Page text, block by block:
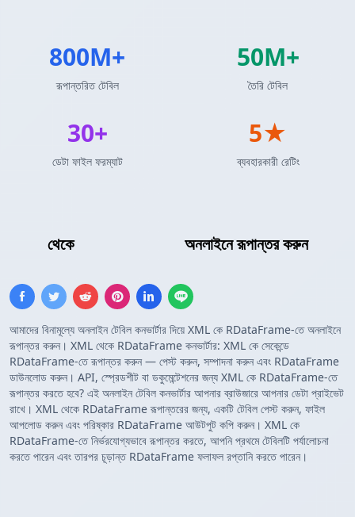
থেকে অনলাইনে রূপান্তর করুন
আমাদের বিনামূল্যে অনলাইন টেবিল কনভার্টার দিয়ে XML কে RDataFrame-তে অনলাইনে
রূপান্তর করুন। XML থেকে RDataFrame কনভার্টার: XML কে সেকেন্ডে
RDataFrame-তে রূপান্তর করুন — পেস্ট করুন, সম্পাদনা করুন এবং RDataFrame
ডাউনলোড করুন। API, স্প্রেডশীট বা ডকুমেন্টেশনের জন্য XML কে RDataFrame-তে
রূপান্তর করতে হবে? এই অনলাইন টেবিল কনভার্টার আপনার ব্রাউজারে আপনার ডেটা প্রাইভেট
রাখে। XML থেকে RDataFrame রূপান্তরের জন্য, একটি টেবিল পেস্ট করুন, ফাইল
আপলোড করুন এবং পরিষ্কার RDataFrame আউটপুট কপি করুন। XML কে
RDataFrame-তে নির্ভরযোগ্যভাবে রূপান্তর করতে, আপনি প্রথমে টেবিলটি পর্যালোচনা
করতে পারেন এবং তারপর চূড়ান্ত RDataFrame ফলাফল রপ্তানি করতে পারেন।
800M+
রূপান্তরিত টেবিল
50M+
তৈরি টেবিল
30+
ডেটা ফাইল ফরম্যাট
5★
ব্যবহারকারী রেটিং